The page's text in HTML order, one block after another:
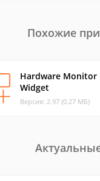
Похожие
Hardware Monitor
Widget
Версия: 2.97 (0.27 МБ)